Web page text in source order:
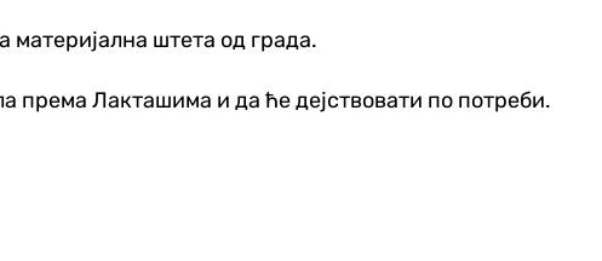
материјална штета од града.
према Лакташима и да ће дејствовати по потреби.